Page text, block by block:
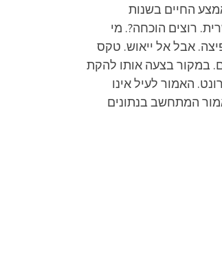
החיים בשנות
רוצים הוכחה?. מי
אבל אל ייאוש. טקס
במקור בצעה אותו להקת
האמור לעיל אינו
המתחשב בנתונים